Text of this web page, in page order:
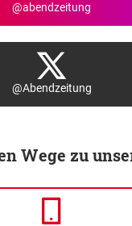
@abendzeitung
@Abendzeitung
Wege zu